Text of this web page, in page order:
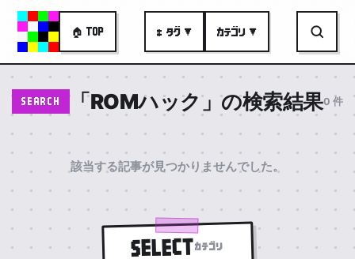
🏠 TOP # タグ ▼ カテゴリ ▼
SEARCH 「ROMハック」の検索結果0 件
該当する記事が見つかりませんでした。
SELECTカテゴリ